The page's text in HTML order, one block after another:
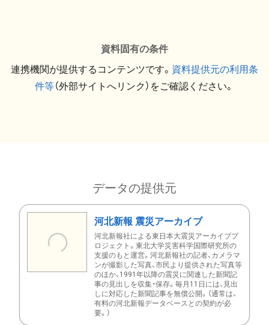
資料固有の条件
連携機関が提供するコンテンツです。 資料提供元の利用条
件等（外部サイトへリンク）をご確認ください。
データの提供元
河北新報 震災アーカイブ
河北新報社による東日本大震災アーカイブプ
ロジェクト。東北大学災害科学国際研究所の
支援のもと運営。河北新報社の記者、カメラマ
ンが撮影した写真、市民より提供された写真等
のほか、1991年以降の震災に関連した新聞記
事の見出しを収集・保存。毎月11日には、見出
しに対応した新聞記事を無償公開。（通常は、
有料の河北新報データベースとの契約が必
要。）